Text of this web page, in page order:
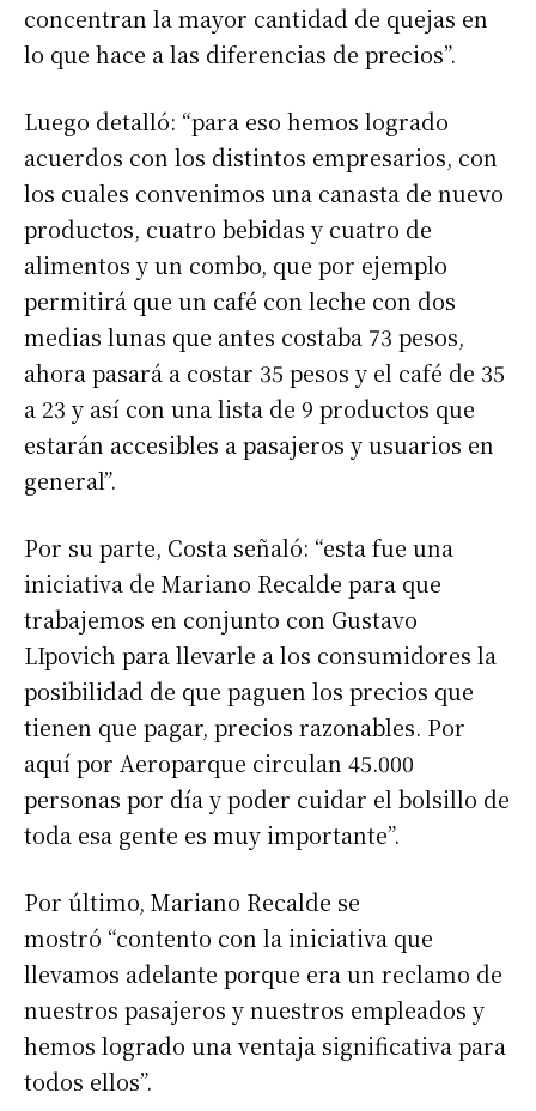
concentran la mayor cantidad de quejas en
lo que hace a las diferencias de precios”.
Luego detalló: “para eso hemos logrado
acuerdos con los distintos empresarios, con
los cuales convenimos una canasta de nuevo
productos, cuatro bebidas y cuatro de
alimentos y un combo, que por ejemplo
permitirá que un café con leche con dos
medias lunas que antes costaba 73 pesos,
ahora pasará a costar 35 pesos y el café de 35
a 23 y así con una lista de 9 productos que
estarán accesibles a pasajeros y usuarios en
general”.
Por su parte, Costa señaló: “esta fue una
iniciativa de Mariano Recalde para que
trabajemos en conjunto con Gustavo
LIpovich para llevarle a los consumidores la
posibilidad de que paguen los precios que
tienen que pagar, precios razonables. Por
aquí por Aeroparque circulan 45.000
personas por día y poder cuidar el bolsillo de
toda esa gente es muy importante”.
Por último, Mariano Recalde se
mostró “contento con la iniciativa que
llevamos adelante porque era un reclamo de
nuestros pasajeros y nuestros empleados y
hemos logrado una ventaja significativa para
todos ellos”.